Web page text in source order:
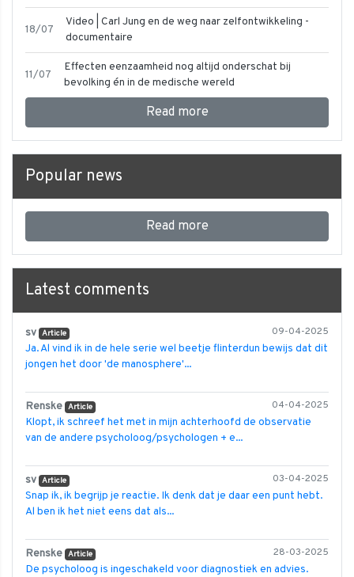
18/07
Video | Carl Jung en de weg naar zelfontwikkeling -
documentaire
11/07
Effecten eenzaamheid nog altijd onderschat bij
bevolking én in de medische wereld
Read more
Popular news
Read more
Latest comments
09-04-2025
sv Article
Ja. Al vind ik in de hele serie wel beetje flinterdun bewijs dat dit
jongen het door 'de manosphere'...
04-04-2025
Renske Article
Klopt, ik schreef het met in mijn achterhoofd de observatie
van de andere psycholoog/psychologen + e...
03-04-2025
sv Article
Snap ik, ik begrijp je reactie. Ik denk dat je daar een punt hebt.
Al ben ik het niet eens dat als...
28-03-2025
Renske Article
De psycholoog is ingeschakeld voor diagnostiek en advies.